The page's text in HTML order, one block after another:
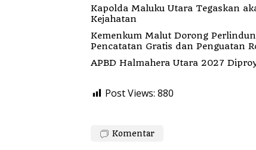
Kapolda Maluku Utara Tegaskan akan Pecat Oknum Anggota Bekingi Segala
Kejahatan
Kemenkum Malut Dorong
Pencatatan Gratis dan Penguatan
APBD Halmahera Utara 2027
Post Views: 880
Komentar